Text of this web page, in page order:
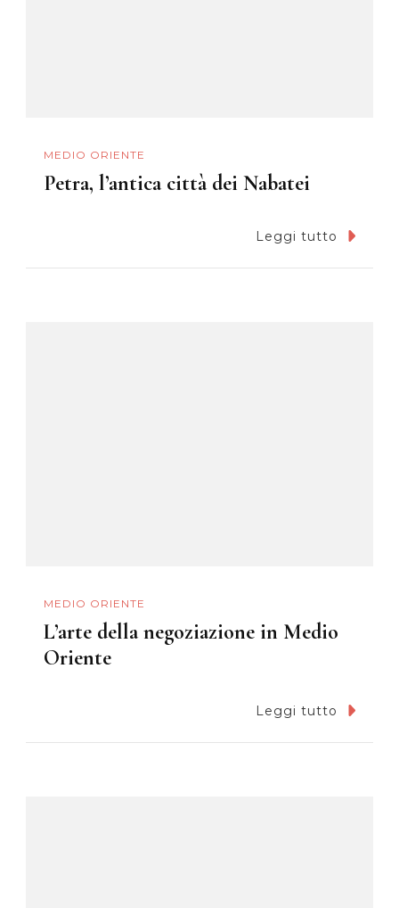
MEDIO ORIENTE
Petra, l’antica città dei Nabatei
Leggi tutto
MEDIO ORIENTE
L’arte della negoziazione in Medio
Oriente
Leggi tutto